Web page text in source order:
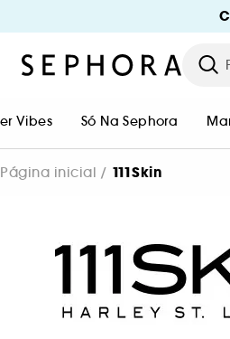
Vibes Só Na Sephora
Página inicial 111Skin